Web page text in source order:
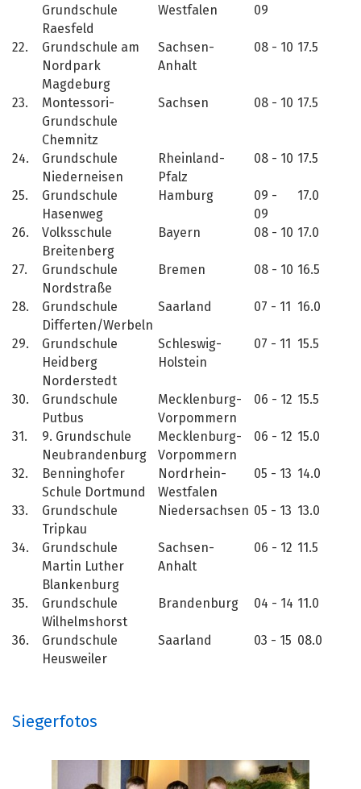
Grundschule
Raesfeld
Westfalen
09
22.
Grundschule am
Nordpark
Magdeburg
Sachsen-
Anhalt
08 - 10 17.5
23.
Montessori-
Grundschule
Chemnitz
Sachsen 08 - 10 17.5
24.
Grundschule
Niederneisen
Rheinland-
Pfalz
08 - 10 17.5
25.
Grundschule
Hasenweg
Hamburg
09 -
09
17.0
26.
Volksschule
Breitenberg
Bayern 08 - 10 17.0
27.
Grundschule
Nordstraße
Bremen 08 - 10 16.5
28.
Grundschule
Differten/Werbeln
Saarland 07 - 11 16.0
29.
Grundschule
Heidberg
Norderstedt
Schleswig-
Holstein
07 - 11 15.5
30.
Grundschule
Putbus
Mecklenburg-
Vorpommern
06 - 12 15.5
31.
9. Grundschule
Neubrandenburg
Mecklenburg-
Vorpommern
06 - 12 15.0
32.
Benninghofer
Schule Dortmund
Nordrhein-
Westfalen
05 - 13 14.0
33.
Grundschule
Tripkau
Niedersachsen 05 - 13 13.0
34.
Grundschule
Martin Luther
Blankenburg
Sachsen-
Anhalt
06 - 12 11.5
35.
Grundschule
Wilhelmshorst
Brandenburg 04 - 14 11.0
36.
Grundschule
Heusweiler
Saarland 03 - 15 08.0
Siegerfotos